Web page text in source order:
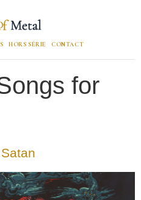
HORS SÉRIE CONTACT
for